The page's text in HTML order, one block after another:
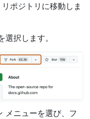
リポジトリに移動しま
選択します。
メニューを選び、フ